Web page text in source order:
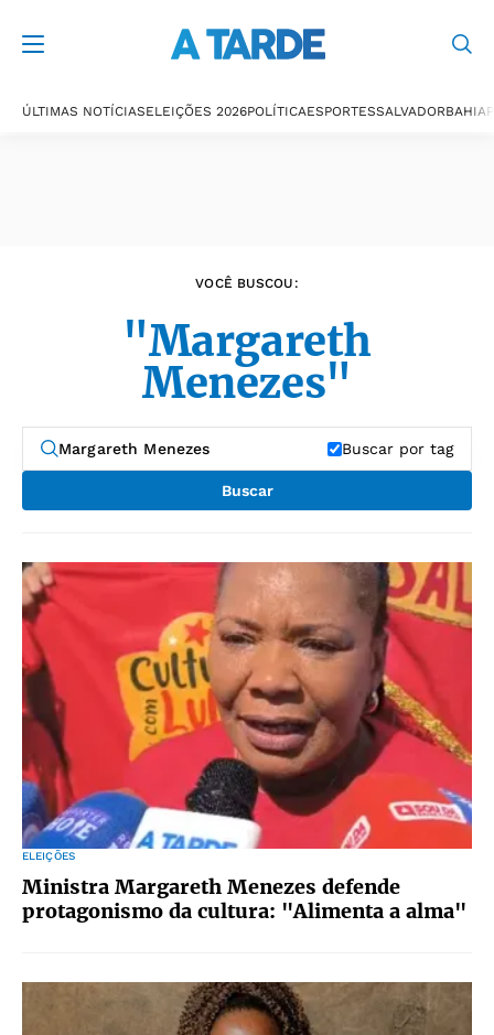
ÚLTIMAS NOTÍCIASELEIÇÕES 2026POLÍTICAESPORTESSALVADORBAHIA
VOCÊ BUSCOU:
"Margareth
Menezes"
Buscar por tag
Buscar
ELEIÇÕES
Ministra Margareth Menezes defende
protagonismo da cultura: "Alimenta a alma"